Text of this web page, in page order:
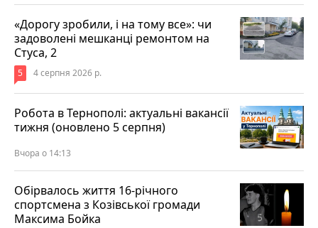
«Дорогу зробили, і на тому все»: чи
задоволені мешканці ремонтом на
Стуса, 2
5 4 серпня 2026 р.
Робота в Тернополі: актуальні вакансії
тижня (оновлено 5 серпня)
Вчора о 14:13
Обірвалось життя 16-річного
спортсмена з Козівської громади
Максима Бойка